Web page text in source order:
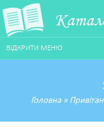
ВІДКРИТИ МЕНЮ
Головна»